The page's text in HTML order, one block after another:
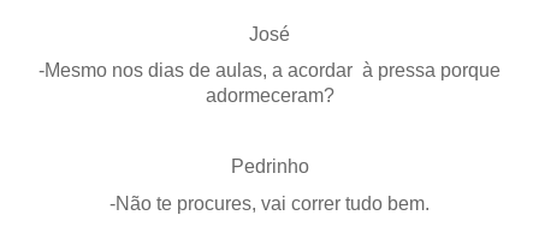
José
-Mesmo nos dias de aulas, a acordar à pressa porque
adormeceram?
Pedrinho
-Não te procures, vai correr tudo bem.